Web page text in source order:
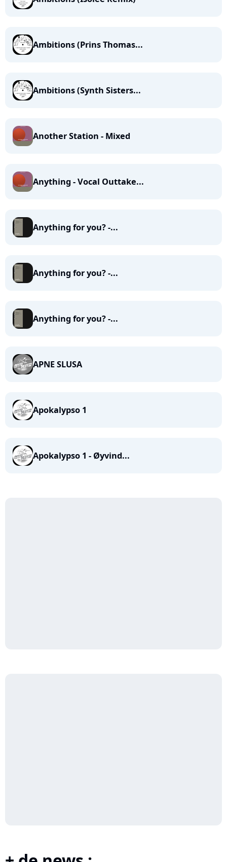
Ambitions (Prins Thomas...
Ambitions (Synth Sisters...
Another Station - Mixed
Anything - Vocal Outtake...
Anything for you? -...
Anything for you? -...
Anything for you? -...
APNE SLUSA
Apokalypso 1
Apokalypso 1 - Øyvind...